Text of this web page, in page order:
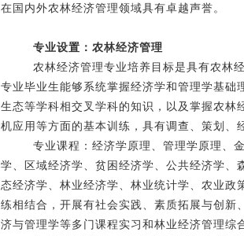
在国内外农林经济管理领域具有卓越声誉。
专业设置：农林经济管理
农林经济管理专业培养目标是具有农林
专业毕业生能够系统掌握经济学和管理学基础
生态等学科相交叉学科的知识，以及掌握农
机应用等方面的基本训练，具有调查、策划、
专业课程：经济学原理、管理学原理、
学、区域经济学、贫困经济学、公共经济学、
态经济学、林业经济学、林业统计学、农业政
练相结合，开展有社会实践、素质拓展与创
济与管理学等多门课程实习和林业经济管理综